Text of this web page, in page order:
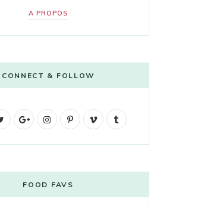
A PROPOS
CONNECT & FOLLOW
t
G
g
l
I
t
a
P
e
V
o
l
FOOD FAVS